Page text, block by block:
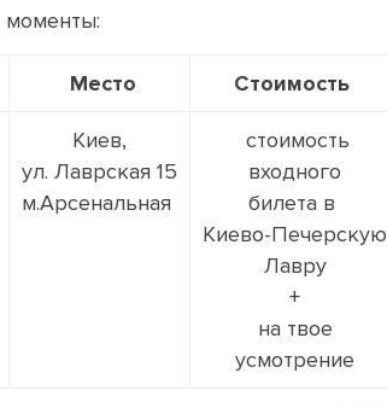
Место Стоимость
Киев,
ул. Лаврская 15
м.Арсенальная
стоимость
входного
билета в
Киево-Печерскую
Лавру
+
на твое
усмотрение